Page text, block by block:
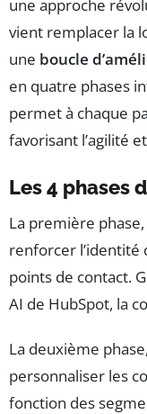
une approche
vient remplacer la
une boucle
en quatre phases
permet à chaque
favorisant l’agilité
Les 4 phases
La première phase,
renforcer l’identité
points de contact.
AI de HubSpot, la
La deuxième phase,
personnaliser les
fonction des